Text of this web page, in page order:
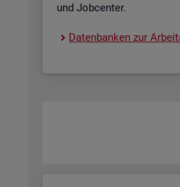
und Job­cen­ter.
Da­ten­ban­ken zur